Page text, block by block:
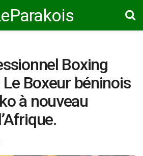
Boxing
Le Boxeur béninois
à nouveau